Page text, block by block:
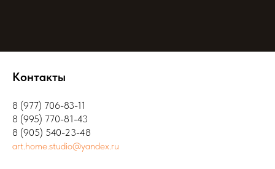
Контакты
8 (977) 706-83-11
8 (995) 770-81-43
8 (905) 540-23-48
art.home.studio@yandex.ru